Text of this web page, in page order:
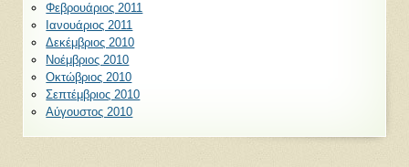
Φεβρουάριος 2011
Ιανουάριος 2011
Δεκέμβριος 2010
Νοέμβριος 2010
Οκτώβριος 2010
Σεπτέμβριος 2010
Αύγουστος 2010